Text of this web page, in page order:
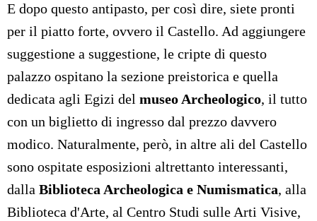
E dopo questo antipasto, per così dire, siete pronti
per il piatto forte, ovvero il Castello. Ad aggiungere
suggestione a suggestione, le cripte di questo
palazzo ospitano la sezione preistorica e quella
dedicata agli Egizi del museo Archeologico, il tutto
con un biglietto di ingresso dal prezzo davvero
modico. Naturalmente, però, in altre ali del Castello
sono ospitate esposizioni altrettanto interessanti,
dalla Biblioteca Archeologica e Numismatica, alla
Biblioteca d'Arte, al Centro Studi sulle Arti Visive,